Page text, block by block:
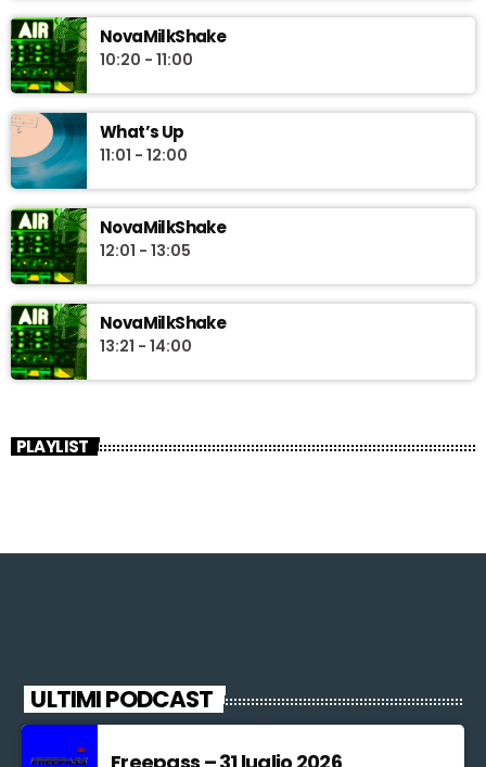
NovaMilkShake
10:20 - 11:00
What’s Up
11:01 - 12:00
NovaMilkShake
12:01 - 13:05
NovaMilkShake
13:21 - 14:00
PLAYLIST
ULTIMI PODCAST